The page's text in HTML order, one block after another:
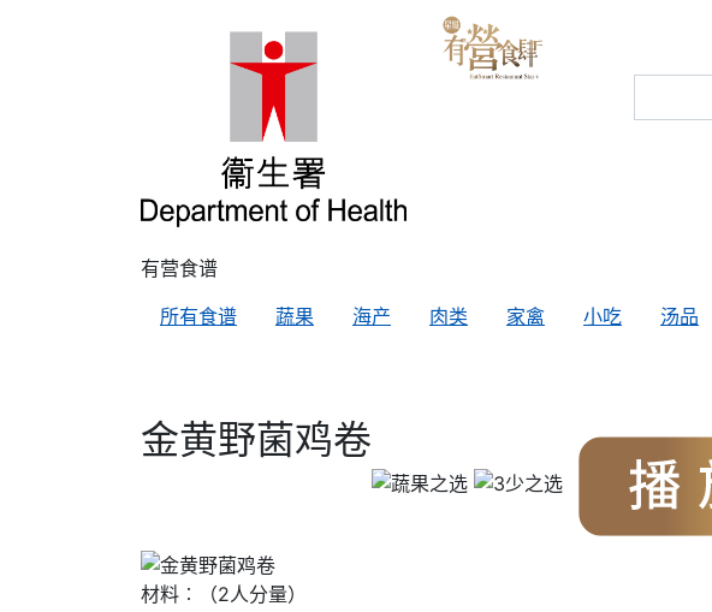
有营食谱
所有食谱
蔬果 海产 肉类 家禽 小吃 汤品
金黄野菌鸡卷
材料︰（2人分量）